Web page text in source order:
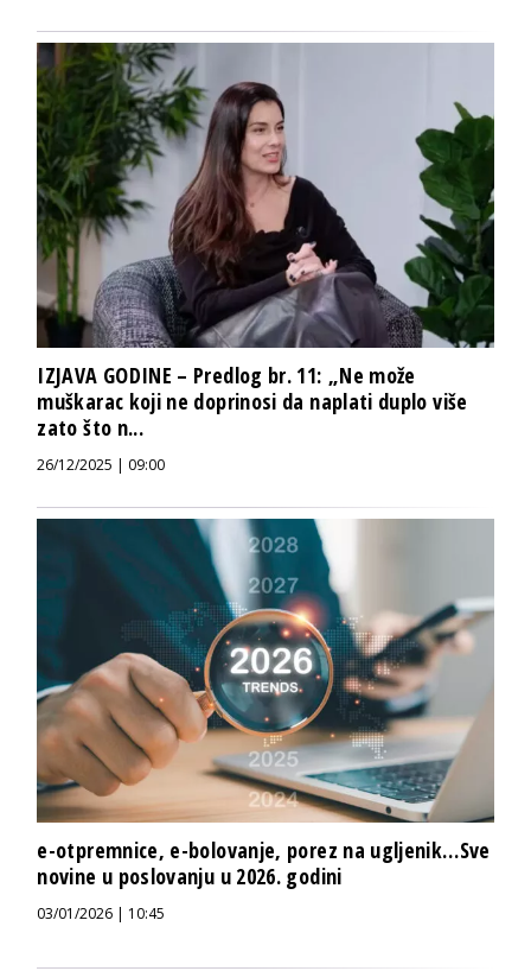
IZJAVA GODINE – Predlog br. 11: „Ne može
muškarac koji ne doprinosi da naplati duplo više
zato što n...
26/12/2025 | 09:00
e-otpremnice, e-bolovanje, porez na ugljenik…Sve
novine u poslovanju u 2026. godini
03/01/2026 | 10:45